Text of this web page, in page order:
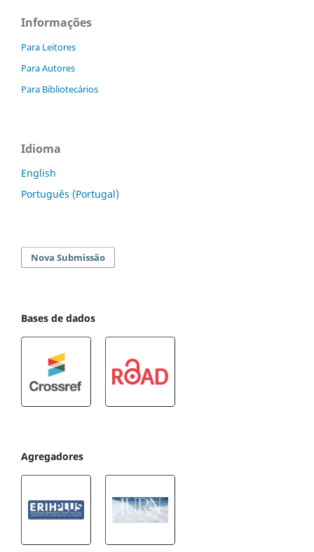
Informações
Para Leitores
Para Autores
Para Bibliotecários
Idioma
English
Português (Portugal)
Nova Submissão
Bases de dados
Agregadores